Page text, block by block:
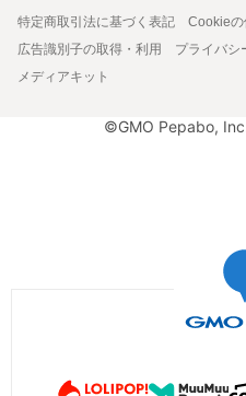
特定商取引法に基づく表記
Cookieの
広告識別子の取得・利用
プライバシ
メディアキット
©GMO Pepabo,